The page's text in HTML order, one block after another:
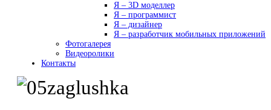
Я – 3D моделлер
Я – программист
Я – дизайнер
Я – разработчик мобильных приложений
Фотогалерея
Видеоролики
Контакты